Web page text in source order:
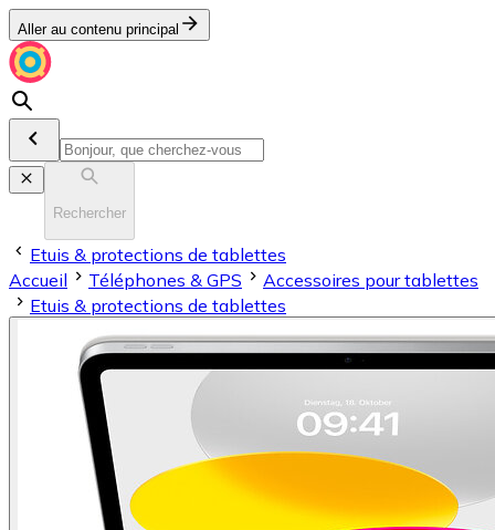
Aller au contenu principal
Rechercher
Etuis & protections de tablettes
Accueil
Téléphones & GPS
Accessoires pour tablettes
Etuis & protections de tablettes